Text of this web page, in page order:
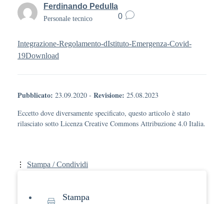
Ferdinando Pedulla
Personale tecnico 0
Integrazione-Regolamento-dIstituto-Emergenza-Covid-
19Download
Pubblicato: 23.09.2020 - Revisione: 25.08.2023
Eccetto dove diversamente specificato, questo articolo è stato
rilasciato sotto Licenza Creative Commons Attribuzione 4.0 Italia.
Stampa / Condividi
Stampa